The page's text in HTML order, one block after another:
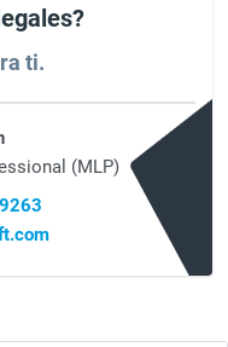
ti.
(MLP)